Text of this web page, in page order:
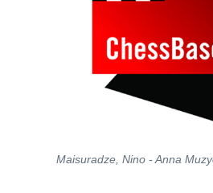
Maisuradze, Nino - Anna